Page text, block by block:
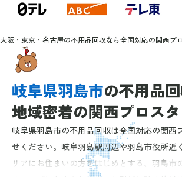
大阪・東京・名古屋の不用品回収なら全国対応の関西プ
岐阜県羽島市の不用品回
地域密着の関西プロス
岐阜県羽島市の不用品回収は全国対応の関西
せください。岐阜羽島駅周辺や羽島市役所近
リアにお住まいの方をはじめとする、羽島市